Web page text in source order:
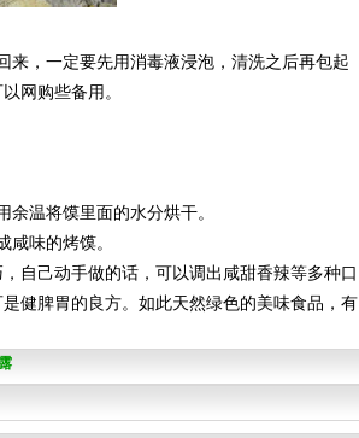
，一定要先用消毒液浸泡，清洗之后再包起
网购些备用。
温将馍里面的水分烘干。
味的烤馍。
己动手做的话，可以调出咸甜香辣等多种口
健脾胃的良方。如此天然绿色的美味食品，有